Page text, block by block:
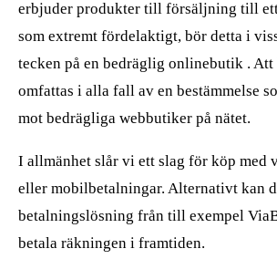
erbjuder produkter till försäljning till ett
som extremt fördelaktigt, bör detta i
tecken på en bedräglig onlinebutik .
omfattas i alla fall av en bestämmelse
mot bedrägliga webbutiker på nätet.
I allmänhet slår vi ett slag för köp med
eller mobilbetalningar. Alternativt kan
betalningslösning från till exempel
betala räkningen i framtiden.